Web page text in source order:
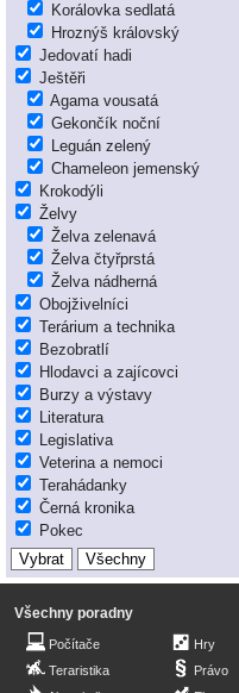
Korálovka sedlatá
Hroznýš královský
Jedovatí hadi
Ještěři
Agama vousatá
Gekončík noční
Leguán zelený
Chameleon jemenský
Krokodýli
Želvy
Želva zelenavá
Želva čtyřprstá
Želva nádherná
Obojživelníci
Terárium a technika
Bezobratlí
Hlodavci a zajícovci
Burzy a výstavy
Literatura
Legislativa
Veterina a nemoci
Terahádanky
Černá kronika
Pokec
Všechny poradny
Počítače
Teraristika
Hry
Právo